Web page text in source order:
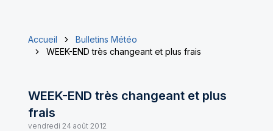
Accueil
Bulletins Météo
WEEK-END très changeant et plus frais
WEEK-END très changeant et plus
frais
vendredi 24 août 2012